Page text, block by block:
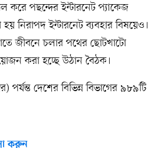
করে পছন্দের ইন্টারনেট প্যাকেজ
নিরাপদ ইন্টারনেট ব্যবহার বিষয়েও।
জীবনে চলার পথের ছোটখাটো
করা হচ্ছে উঠান বৈঠক।
দেশের বিভিন্ন বিভাগের ৯৮৯টি
করুন